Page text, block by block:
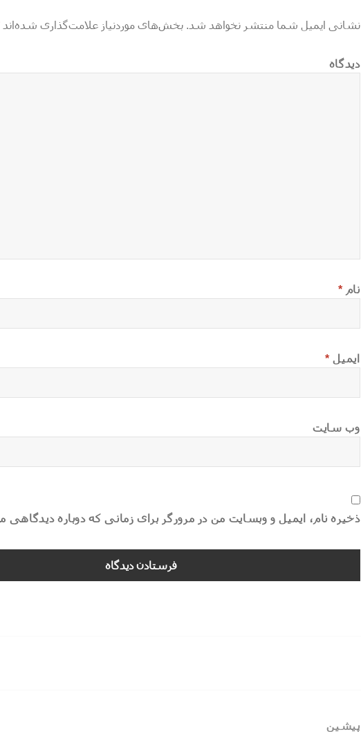
نشانی ایمیل شما منتشر نخواهد شد. بخش‌های موردنیاز علامت‌گذاری شده‌اند
دیدگاه
نام *
ایمیل *
وب‌ سایت
ذخیره نام، ایمیل و وبسایت من در مرورگر برای زمانی که دوباره
پیشین